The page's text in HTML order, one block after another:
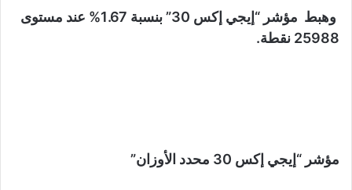
وهبط مؤشر “إيجي إكس 30” بنسبة 1.67% عند مستوى
25988 نقطة.
مؤشر “إيجي إكس 30 محدد الأوزان”